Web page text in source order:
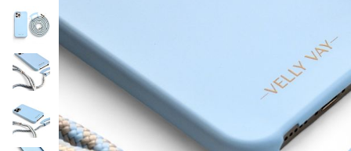
the
end
of
the
images
gallery